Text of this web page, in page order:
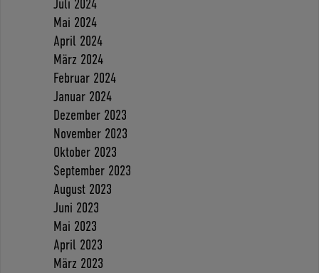
Juli 2024
Mai 2024
April 2024
März 2024
Februar 2024
Januar 2024
Dezember 2023
November 2023
Oktober 2023
September 2023
August 2023
Juni 2023
Mai 2023
April 2023
März 2023